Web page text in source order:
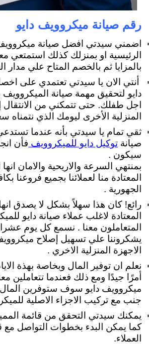
رقم صيانة ميكروويف دايو
اضمني سيدتي افضل صيانة ميكروويف
الرئيسية او بمنزلك كذلك استمتعي
بالمزايا ثم بالخصم المتاح علي مدار
أنتي الان يا سيدتي تعتمدي على
دايو لتحقيق مهمة صيانة
اجل طفلك. حتى تتمكني من الانتقال
المنزلية الأخرى ليومك الذي نتمناه
ثقي تمام يا سيدتي بأنه عندما
صيانة توكيل دايو للميكروويف فأن
سيكون .
بمنتهي السرعة والاريحية والامان
المعتادة منا لعملائنا بجميع فروعنا
الجهورية .
رائع! كان هذا سهلاً بشكل لا يصدق
المعتادة لاغلب عملاء صيانة دايو
المتعاملون معنا . نسمع كل يوم
يشكروننا علي تسهيل إصلاح
الاجهزة المنزلية الاخري .
نعلم ان توفير المال وبخاصة بهذة
أمرًا جيدًا ومع ذلك فعندما تتعاملين
ميكروويف دايو سوف ستوفرين المال
جنب مع تركيب الاجزاء الاصلية
يمكنك سيدتي التحقق من قائمة
كما يمكن البدء بخطوات التواصل
العملاء.